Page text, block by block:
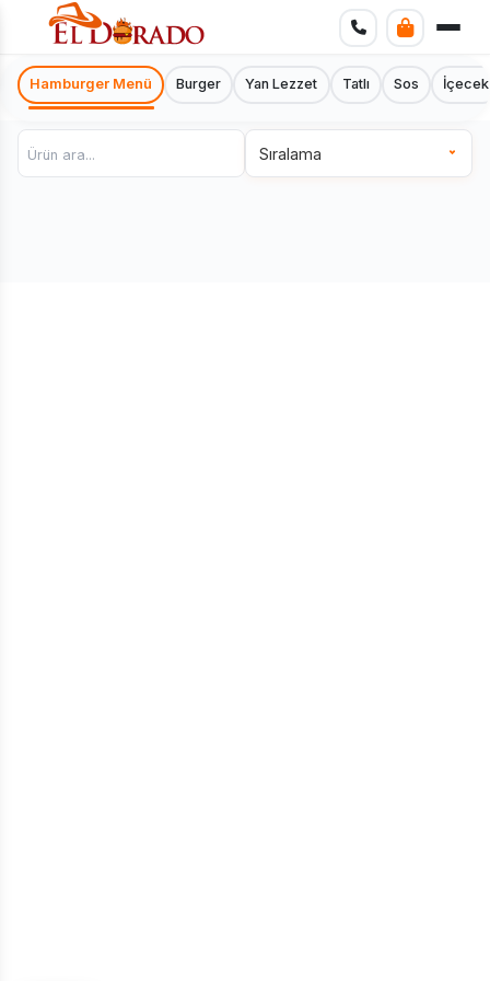
Hamburger Menü Burger Yan Lezzet Tatlı Sos İçecek
Sıralama